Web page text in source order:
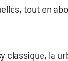
tout en
classique, la